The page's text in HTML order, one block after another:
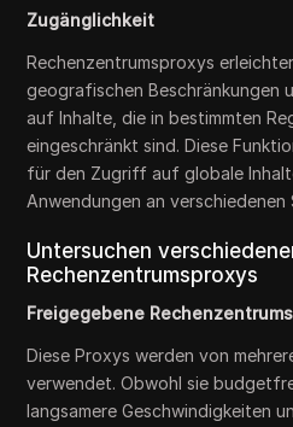
Zugänglichkeit
Rechenzentrumsproxys
geografischen Beschränkungen
auf Inhalte, die in bestimmten
eingeschränkt sind. Diese
für den Zugriff auf globale
Anwendungen an verschiedenen
Untersuchen
Rechenzentrumsproxys
Freigegebene
Diese Proxys werden von
verwendet. Obwohl sie
langsamere Geschwindigkeiten